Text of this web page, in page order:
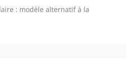
: modèle alternatif à la